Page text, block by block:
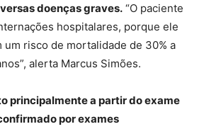
doenças graves. “O paciente
hospitalares, porque ele
um risco de mortalidade de 30% a
alerta Marcus Simões.
principalmente a partir do exame
por exames